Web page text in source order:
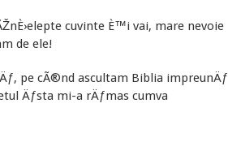
cuvinte È™i vai, mare nevoie
de ele!
pe cÃ®nd ascultam Biblia impreunÄƒ
Äƒsta mi-a rÄƒmas cumva